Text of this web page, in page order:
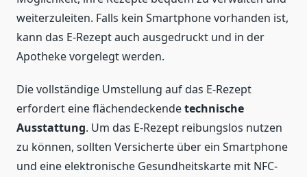
weiterzuleiten. Falls kein Smartphone vorhanden ist,
kann das E-Rezept auch ausgedruckt und in der
Apotheke vorgelegt werden.
Die vollständige Umstellung auf das E-Rezept
erfordert eine flächendeckendetechnische
Ausstattung. Um das E-Rezept reibungslos nutzen
zu können, sollten Versicherte über ein Smartphone
und eine elektronische Gesundheitskarte mit NFC-